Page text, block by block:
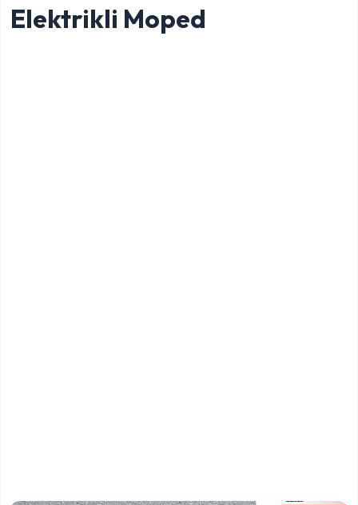
Elektrikli Moped